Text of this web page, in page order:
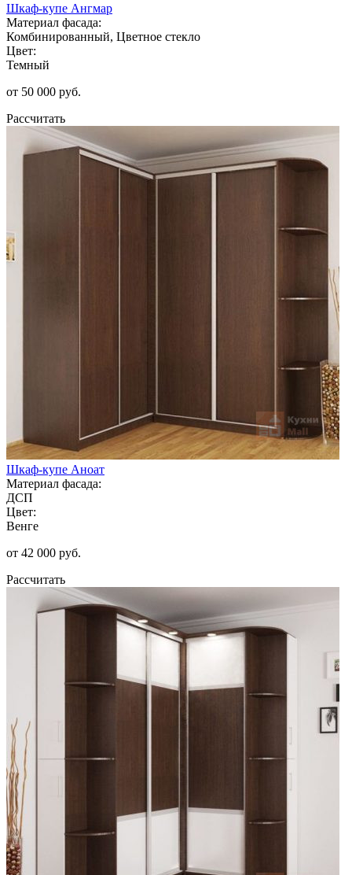
Шкаф-купе Ангмар
Материал фасада:
Комбинированный, Цветное стекло
Цвет:
Темный
от 50 000 руб.
Рассчитать
Шкаф-купе Аноат
Материал фасада:
ДСП
Цвет:
Венге
от 42 000 руб.
Рассчитать